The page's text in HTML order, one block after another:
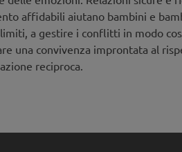
affidabili aiutano bambini e
a gestire i conflitti in modo
una convivenza improntata al
reciproca.